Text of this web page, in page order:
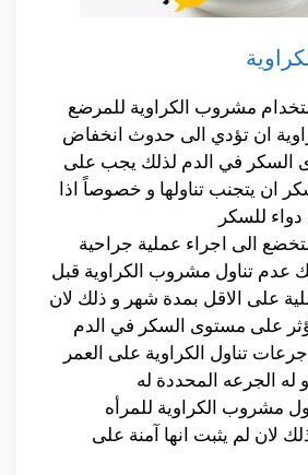
مشروب الكراوية للمرضع
ان تؤدي الى حدوث انخفاض
السكر في الدم لذلك يجب على
ان يتجنب تناولها و خصوصاً اذا
دواء للسكر
الى اجراء عملية جراحية
عدم تناول مشروب الكراوية قبل
على الاقل بمدة شهر و ذلك لان
على مستوى السكر في الدم
تناول الكراوية على العمر
الجرعه المحددة له
مشروب الكراوية للمرأه
لان لم يثبت انها آمنة على